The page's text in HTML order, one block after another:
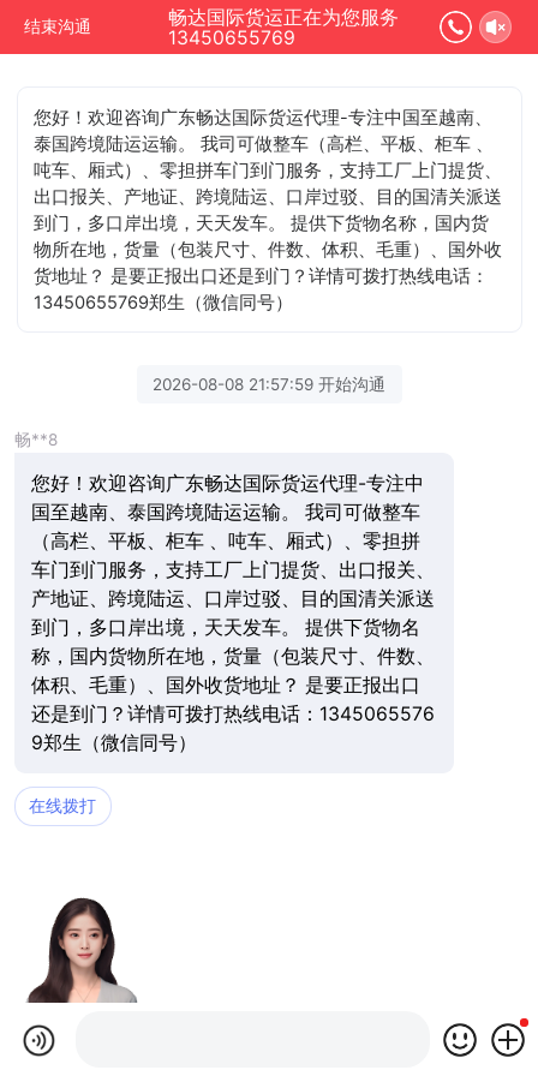
结束沟通
畅达国际货运正在为您服务
13450655769
您好！欢迎咨询广东畅达国际货运代理-专注中国至越南、
泰国跨境陆运运输。 我司可做整车（高栏、平板、柜车 、
吨车、厢式）、零担拼车门到门服务，支持工厂上门提货、
出口报关、产地证、跨境陆运、口岸过驳、目的国清关派送
到门，多口岸出境，天天发车。 提供下货物名称，国内货
物所在地，货量（包装尺寸、件数、体积、毛重）、国外收
货地址？ 是要正报出口还是到门？详情可拨打热线电话：
13450655769郑生（微信同号）
2026-08-08 21:57:59 开始沟通
畅**8
您好！欢迎咨询广东畅达国际货运代理-专注中
国至越南、泰国跨境陆运运输。 我司可做整车
（高栏、平板、柜车 、吨车、厢式）、零担拼
车门到门服务，支持工厂上门提货、出口报关、
产地证、跨境陆运、口岸过驳、目的国清关派送
到门，多口岸出境，天天发车。 提供下货物名
称，国内货物所在地，货量（包装尺寸、件数、
体积、毛重）、国外收货地址？ 是要正报出口
还是到门？详情可拨打热线电话：1345065576
9郑生（微信同号）
在线拨打